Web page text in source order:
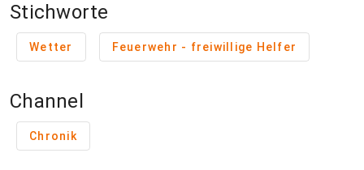
Stichworte
Wetter Feuerwehr - freiwillige Helfer
Channel
Chronik